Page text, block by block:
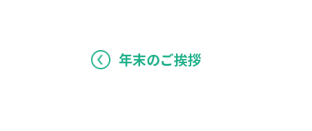
年末のご挨拶